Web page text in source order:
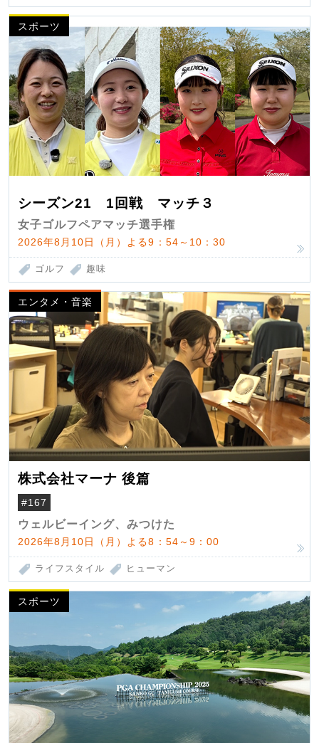
スポーツ
シーズン21 1回戦 マッチ３
女子ゴルフペアマッチ選手権
2026年8月10日（月）よる9：54～10：30
ゴルフ 趣味
エンタメ・音楽
株式会社マーナ 後篇
#167
ウェルビーイング、みつけた
2026年8月10日（月）よる8：54～9：00
ライフスタイル ヒューマン
スポーツ